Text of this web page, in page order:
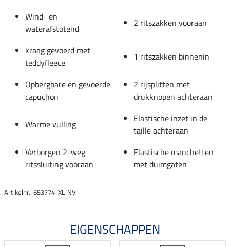
Wind- en
waterafstotend
2 ritszakken vooraan
kraag gevoerd met
teddyfleece
1 ritszakken binnenin
Opbergbare en gevoerde
capuchon
2 rijsplitten met
drukknopen achteraan
Warme vulling
Elastische inzet in de
taille achteraan
Verborgen 2-weg
ritssluiting vooraan
Elastische manchetten
met duimgaten
Artikelnr.: 653774-XL-NV
EIGENSCHAPPEN